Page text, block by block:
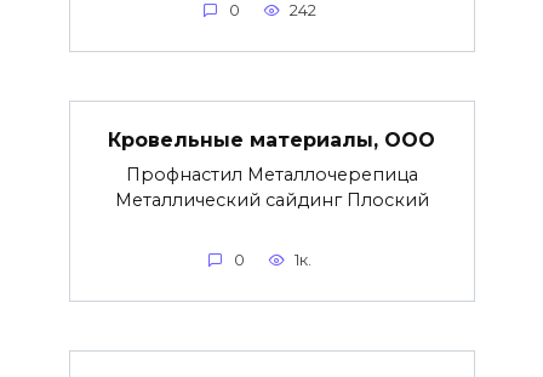
0 242
Кровельные материалы, ООО
Профнастил Металлочерепица
Металлический сайдинг Плоский
0 1к.